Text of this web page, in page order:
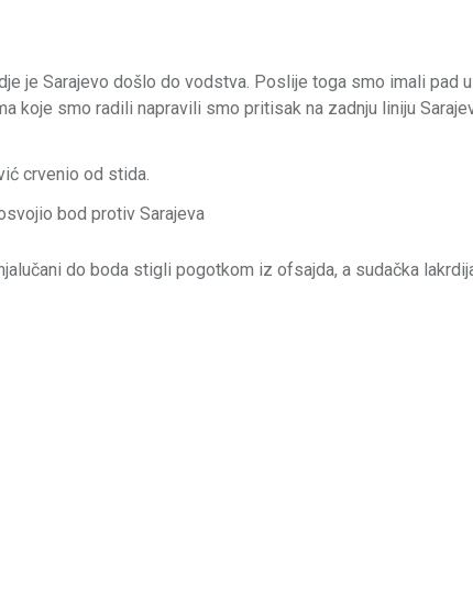
je Sarajevo došlo do vodstva. Poslije toga smo imali pad
koje smo radili napravili smo pritisak na zadnju liniju
crvenio od stida.
do boda stigli pogotkom iz ofsajda, a sudačka